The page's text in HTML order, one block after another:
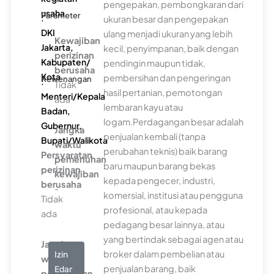
usaha
Parameter
:
DKI
Jakarta,
Kabupaten/
Kota
Kewenangan
:
Menteri/Kepala
Badan,
Gubernur,
Bupati/Walikota
Persyaratan
perizinan
berusaha
Tidak
ada
Jangka
waktu
Kewajiban
perizinan
berusaha
Tidak
ada
Jangka
waktu
pemenuhan
kewajiban
-
Izin
Edar
pengepakan, pembongkaran dari
ukuran besar dan pengepakan
ulang menjadi ukuran yang lebih
kecil, penyimpanan, baik dengan
pendingin maupun tidak,
pembersihan dan pengeringan
hasil pertanian, pemotongan
lembaran kayu atau
logam.Perdagangan besar adalah
penjualan kembali (tanpa
perubahan teknis) baik barang
baru maupun barang bekas
kepada pengecer, industri,
komersial, institusi atau pengguna
profesional, atau kepada
pedagang besar lainnya, atau
yang bertindak sebagai agen atau
broker dalam pembelian atau
penjualan barang, baik